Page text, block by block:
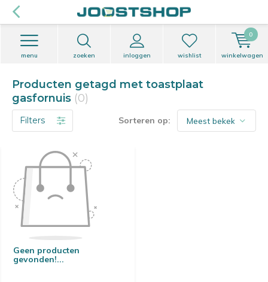
zoeken inloggen
menu wishlist winkelwagen
0
Producten getagd met toastplaat
gasfornuis (0)
Filters Sorteren op:
Geen producten
gevonden!...